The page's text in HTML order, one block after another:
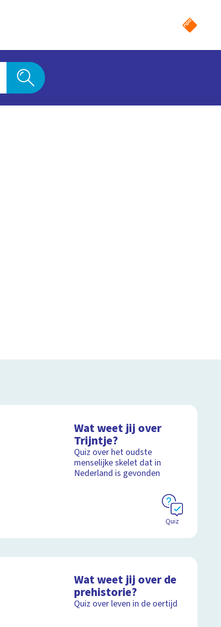
Wat weet jij over
Trijntje?
Quiz over het oudste
menselijke skelet dat in
Nederland is gevonden
Quiz
Wat weet jij over de
prehistorie?
Quiz over leven in de oertijd